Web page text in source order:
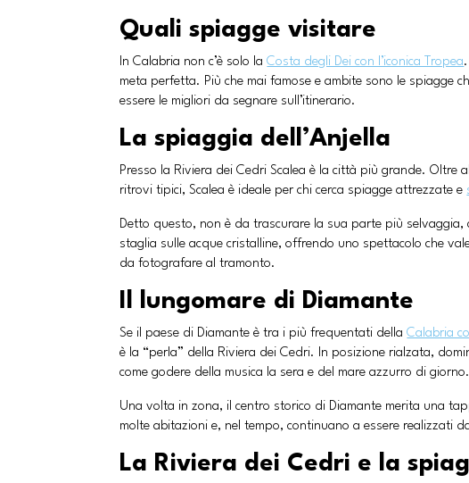
Quali spiagge visitare
In Calabria non c’è solo laCosta degli Dei con l’iconica Tropea
meta perfetta. Più che mai famose e ambite sono le spiagge
essere le migliori da segnare sull’itinerario.
La spiaggia dell’Anjella
Presso la Riviera dei Cedri Scalea è la città più grande.
ritrovi tipici, Scalea è ideale per chi cerca spiagge attrezzate e
Detto questo, non è da trascurare la sua parte più selvaggia,
staglia sulle acque cristalline, offrendo uno spettacolo che
da fotografare al tramonto.
Il lungomare di Diamante
Se il paese di Diamante è tra i più frequentati dellaCalabria
è la “perla” della Riviera dei Cedri. In posizione rialzata,
come godere della musica la sera e del mare azzurro di giorno.
Una volta in zona, il centro storico di Diamante merita una
molte abitazioni e, nel tempo, continuano a essere realizzati
La Riviera dei Cedri e la